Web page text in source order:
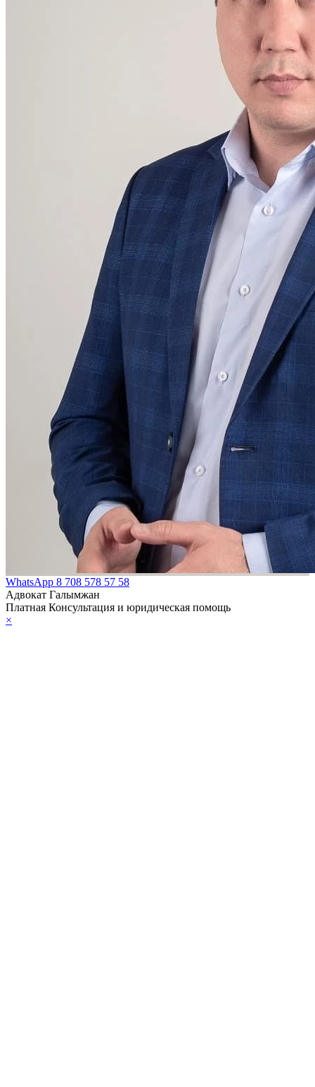
WhatsApp 8 708 578 57 58
Адвокат Галымжан
Платная Консультация и юридическая помощь
×